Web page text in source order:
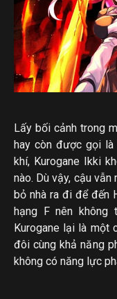
Lấy bối cảnh trong
hay còn được gọi là
khí, Kurogane Ikki
nào. Dù vậy, cậu
bỏ nhà ra đi để đến
hạng F nên không
Kurogane lại là một
đôi cùng khả năng
không có năng lực